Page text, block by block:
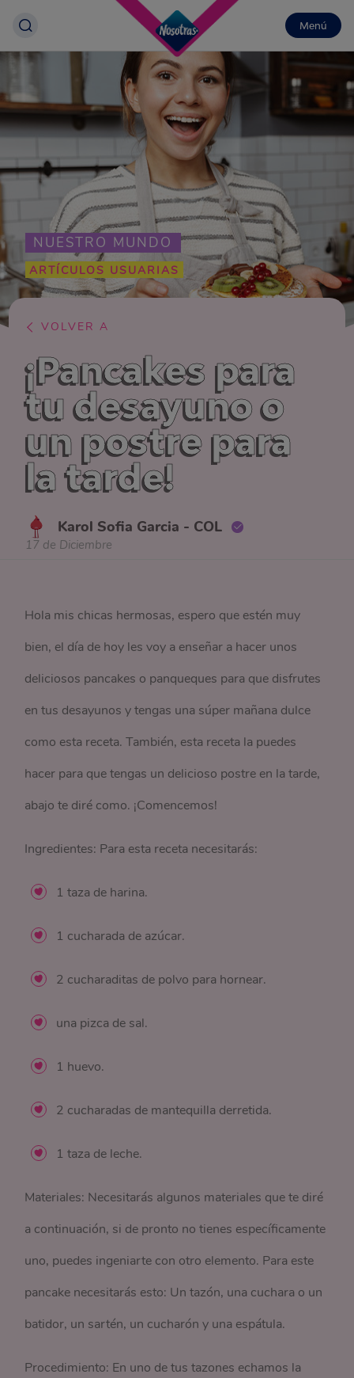
Menú
NUESTRO MUNDO
ARTÍCULOS USUARIAS
VOLVER A
¡Pancakes para
tu desayuno o
un postre para
la tarde!
Karol Sofia Garcia - COL
17 de Diciembre
Hola mis chicas hermosas, espero que estén muy
bien, el día de hoy les voy a enseñar a hacer unos
deliciosos pancakes o panqueques para que disfrutes
en tus desayunos y tengas una súper mañana dulce
como esta receta. También, esta receta la puedes
hacer para que tengas un delicioso postre en la tarde,
abajo te diré como. ¡Comencemos!
Ingredientes: Para esta receta necesitarás:
1 taza de harina.
1 cucharada de azúcar.
2 cucharaditas de polvo para hornear.
una pizca de sal.
1 huevo.
2 cucharadas de mantequilla derretida.
1 taza de leche.
Materiales: Necesitarás algunos materiales que te diré
a continuación, si de pronto no tienes específicamente
uno, puedes ingeniarte con otro elemento. Para este
pancake necesitarás esto: Un tazón, una cuchara o un
batidor, un sartén, un cucharón y una espátula.
Procedimiento: En uno de tus tazones echamos la